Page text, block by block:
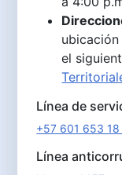
el
Línea de
+57 601 653 18
Línea